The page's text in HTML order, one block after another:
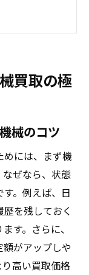
ぶ機械活用
る機械処分
の流れを解
分方法の比
買取の極
械のコツ
めには、まず機
ぜなら、状態
。例えば、日
を残しておく
す。さらに、
がアップしや
高い買取価格